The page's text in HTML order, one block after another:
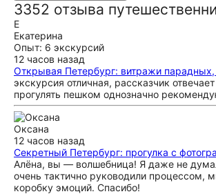
3352 отзыва
Е
Екатерина
Опыт: 6 экскурсий
12 часов назад
Открывая Петербург: витражи
экскурсия отличная, рассказчик
прогулять пешком однозначно
Оксана
12 часов назад
Секретный Петербург: прогулка с
Алёна, вы — волшебница! Я даже не
очень тактично руководили процессом,
коробку эмоций. Спасибо!